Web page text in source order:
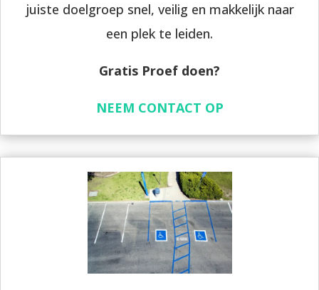
juiste doelgroep snel, veilig en makkelijk naar
een plek te leiden.
Gratis Proef doen?
NEEM CONTACT OP